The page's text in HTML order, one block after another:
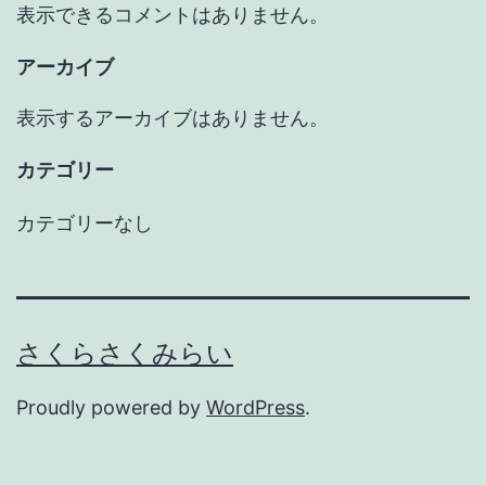
表示できるコメントはありません。
アーカイブ
表示するアーカイブはありません。
カテゴリー
カテゴリーなし
さくらさくみらい
Proudly powered by WordPress.